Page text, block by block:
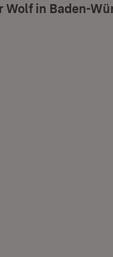
Wolf in Baden-